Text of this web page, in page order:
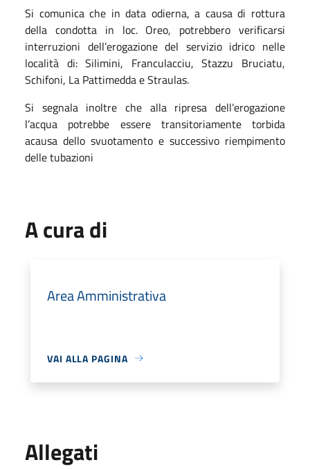
Si comunica che in data odierna, a causa di rottura
della condotta in loc. Oreo, potrebbero verificarsi
interruzioni dell’erogazione del servizio idrico nelle
località di: Silimini, Franculacciu, Stazzu Bruciatu,
Schifoni, La Pattimedda e Straulas.
Si segnala inoltre che alla ripresa dell’erogazione
l’acqua potrebbe essere transitoriamente torbida
acausa dello svuotamento e successivo riempimento
delle tubazioni
A cura di
Area Amministrativa
VAI ALLA PAGINA
Allegati